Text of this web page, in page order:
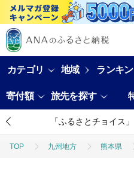
カテゴリ 地域 ランキ
寄付額 旅先を探す
「ふるさとチョイス
TOP 九州地方 熊本県